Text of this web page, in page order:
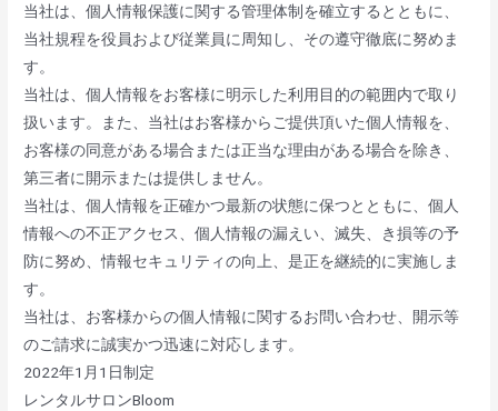
当社は、個人情報保護に関する管理体制を確立するとともに、
当社規程を役員および従業員に周知し、その遵守徹底に努めま
す。
当社は、個人情報をお客様に明示した利用目的の範囲内で取り
扱います。また、当社はお客様からご提供頂いた個人情報を、
お客様の同意がある場合または正当な理由がある場合を除き、
第三者に開示または提供しません。
当社は、個人情報を正確かつ最新の状態に保つとともに、個人
情報への不正アクセス、個人情報の漏えい、滅失、き損等の予
防に努め、情報セキュリティの向上、是正を継続的に実施しま
す。
当社は、お客様からの個人情報に関するお問い合わせ、開示等
のご請求に誠実かつ迅速に対応します。
2022年1月1日制定
レンタルサロンBloom